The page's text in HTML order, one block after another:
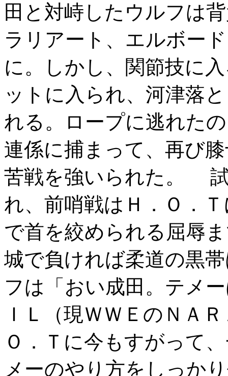
田と対峙したウルフは
ラリアート、エルボー
に。しかし、関節技に
ットに入られ、河津落
れる。ロープに逃れた
連係に捕まって、再び
苦戦を強いられた。
れ、前哨戦はＨ．Ｏ．
で首を絞められる屈辱
城で負ければ柔道の黒
フは「おい成田。テメ
ＩＬ（現ＷＷＥのＮＡ
Ｏ．Ｔに今もすがって
メーのやり方をしっか